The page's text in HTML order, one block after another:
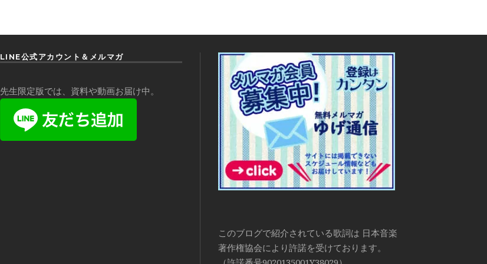
LINE公式アカウント＆メルマガ
先生限定版では、資料や動画お届け中。
このブログで紹介されている歌詞は 日本音楽
著作権協会により許諾を受けております。